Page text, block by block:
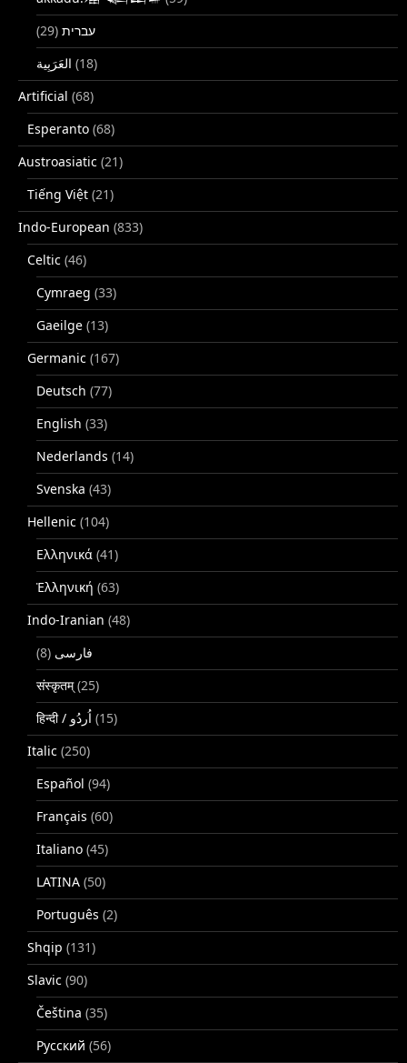
עברית (29)
(18)
Artificial (68)
Esperanto (68)
Austroasiatic (21)
Tiếng Việt (21)
Indo-European (833)
Celtic (46)
Cymraeg (33)
Gaeilge (13)
Germanic (167)
Deutsch (77)
English (33)
Nederlands (14)
Svenska (43)
Hellenic (104)
Ελληνικά (41)
Ἑλληνική (63)
Indo-Iranian (48)
فارسی (8)
संस्कृतम्(25)
(15)
Italic (250)
Español (94)
Français (60)
Italiano (45)
LATINA (50)
Português (2)
Shqip (131)
Slavic (90)
Čeština (35)
Русский (56)